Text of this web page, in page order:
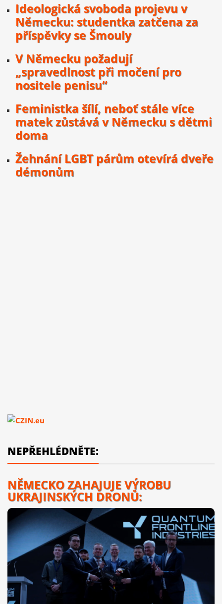
Ideologická svoboda projevu v
Německu: studentka zatčena za
příspěvky se Šmouly
V Německu požadují
„spravedlnost při močení pro
nositele penisu“
Feministka šílí, neboť stále více
matek zůstává v Německu s dětmi
doma
Žehnání LGBT párům otevírá dveře
démonům
NEPŘEHLÉDNĚTE:
NĚMECKO ZAHAJUJE VÝROBU
UKRAJINSKÝCH DRONŮ: